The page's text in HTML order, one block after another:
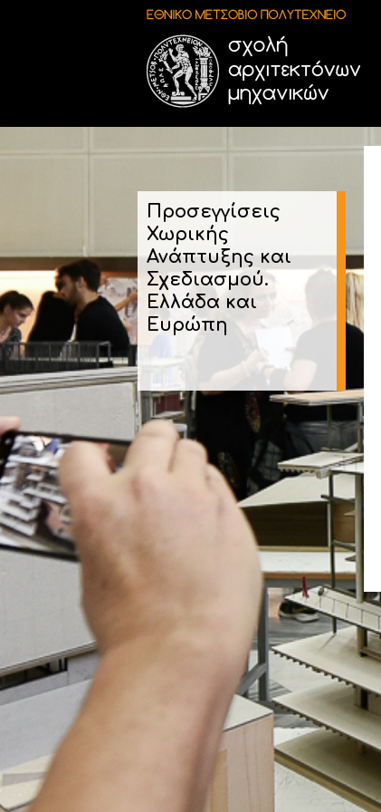
Παράκαμψη προς το κυρίως περιεχόμενο
Προσεγγίσεις
Χωρικής
Ανάπτυξης και
Σχεδιασμού.
Ελλάδα και
Ευρώπη